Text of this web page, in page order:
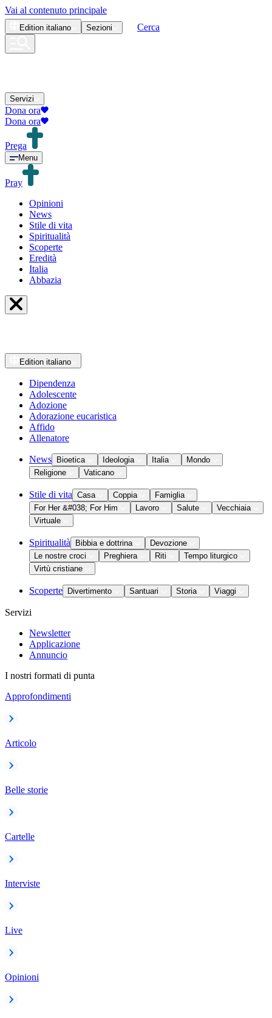
Vai al contenuto principale
Edition italiano Sezioni Cerca
Servizi
Dona ora
Dona ora
Prega
Menu
Pray
Opinioni
News
Stile di vita
Spiritualità
Scoperte
Eredità
Italia
Abbazia
Edition italiano
Dipendenza
Adolescente
Adozione
Adorazione eucaristica
Affido
Allenatore
News Bioetica Ideologia Italia
Mondo
Religione
Vaticano
Stile di vita Casa Coppia
Famiglia
For Her &#038; For Him
Lavoro Salute
Vecchiaia
Virtuale
Spiritualità Bibbia e dottrina
Devozione
Le nostre croci
Preghiera Riti
Tempo liturgico
Virtù cristiane
Scoperte Divertimento Santuari Storia Viaggi
Servizi
Newsletter
Applicazione
Annuncio
I nostri formati di punta
Approfondimenti
Articolo
Belle storie
Cartelle
Interviste
Live
Opinioni